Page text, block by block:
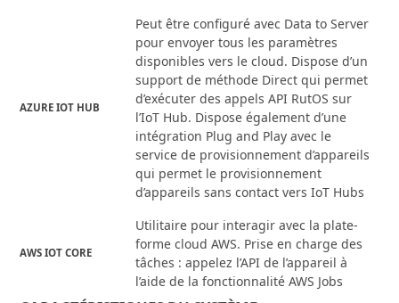
AZURE IOT HUB
Peut être configuré avec Data to Server
pour envoyer tous les paramètres
disponibles vers le cloud. Dispose d’un
support de méthode Direct qui permet
d’exécuter des appels API RutOS sur
l’IoT Hub. Dispose également d’une
intégration Plug and Play avec le
service de provisionnement d’appareils
qui permet le provisionnement
d’appareils sans contact vers IoT Hubs
AWS IOT CORE
Utilitaire pour interagir avec la plate-
forme cloud AWS. Prise en charge des
tâches : appelez l’API de l’appareil à
l’aide de la fonctionnalité AWS Jobs